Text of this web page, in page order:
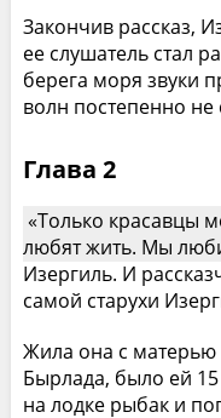
Закончив рассказ,
ее слушатель стал
берега моря звуки
волн постепенно не
Глава 2
Только красавцы
любят жить. Мы
Изергиль. И
самой старухи
Жила она с матерью
Бырлада, было ей 15
на лодке рыбак и